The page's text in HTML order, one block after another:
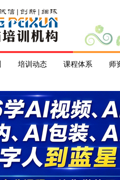
培训动态 课程体系 师